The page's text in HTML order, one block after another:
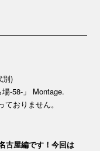
別)
-58-」 Montage.
おりません。
古屋編です！今回は